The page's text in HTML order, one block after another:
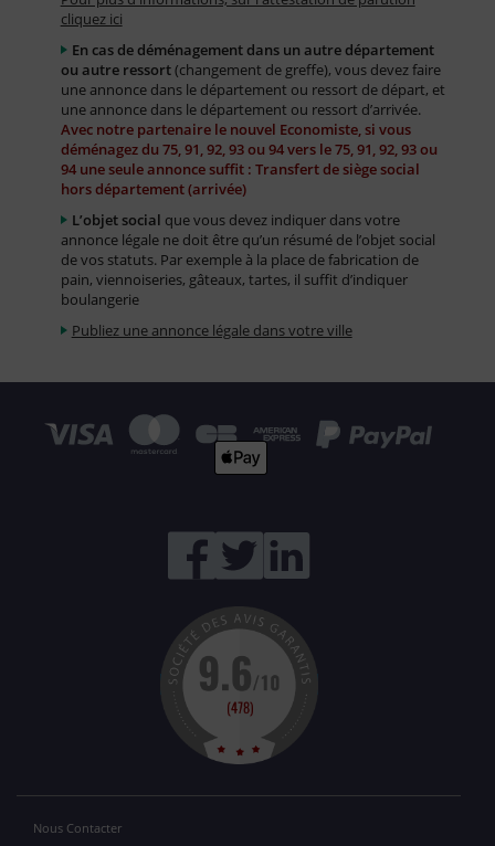
cliquez ici
En cas de déménagement dans un autre département
ou autre ressort(changement de greffe), vous devez faire
une annonce dans le département ou ressort de départ, et
une annonce dans le département ou ressort d’arrivée.
Avec notre partenaire le nouvel Economiste, si vous
déménagez du 75, 91, 92, 93 ou 94 vers le 75, 91, 92, 93 ou
94 une seule annonce suffit : Transfert de siège social
hors département (arrivée)
L’objet social que vous devez indiquer dans votre
annonce légale ne doit être qu’un résumé de l’objet social
de vos statuts. Par exemple à la place de fabrication de
pain, viennoiseries, gâteaux, tartes, il suffit d’indiquer
boulangerie
Publiez une annonce légale dans votre ville
Nous Contacter